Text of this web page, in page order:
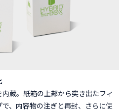
蔵。紙箱の上部から突き出たフィ
、内容物の注ぎと再封、さらに使